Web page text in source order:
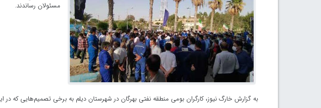
مسئولان رساندند.
به گزارش خارگ نیوز، کارگران بومی منطقه نفتی بهرگان در شهرستان دیلم به برخی تصمیم‌هایی که در